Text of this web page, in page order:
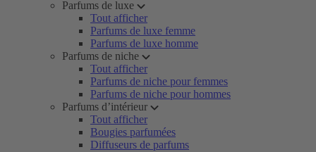
Parfums de luxe
Tout afficher
Parfums de luxe femme
Parfums de luxe homme
Parfums de niche
Tout afficher
Parfums de niche pour femmes
Parfums de niche pour hommes
Parfums d’intérieur
Tout afficher
Bougies parfumées
Diffuseurs de parfums